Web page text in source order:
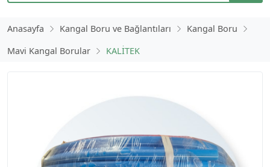
Anasayfa Kangal Boru ve Bağlantıları
Kangal Boru
Mavi Kangal Borular
KALİTEK